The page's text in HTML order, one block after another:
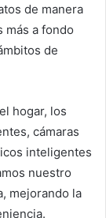
de manera
más a fondo
de
hogar, los
cámaras
inteligentes
nuestro
mejorando la